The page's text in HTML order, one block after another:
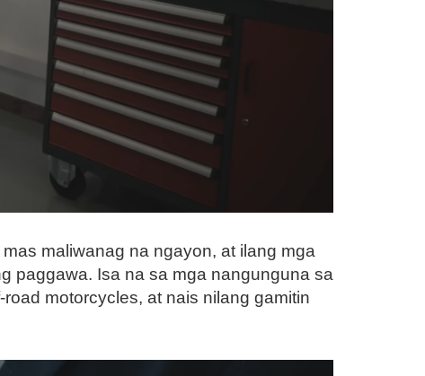
maliwanag na ngayon, at ilang mga
paggawa. Isa na sa mga nangunguna sa
motorcycles, at nais nilang gamitin